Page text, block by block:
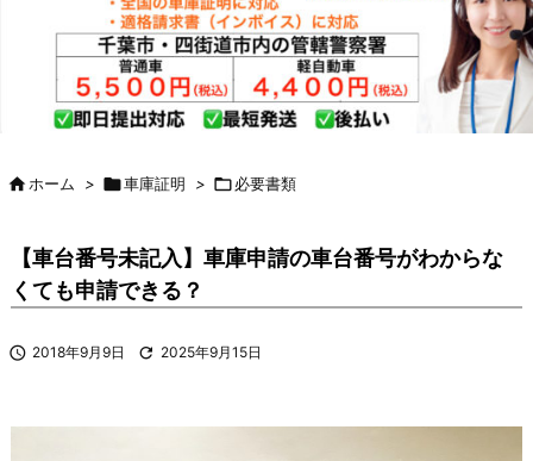

前へ

次へ

ホーム > 車庫証明 > 必要書類
【車台番号未記入】車庫申請の車台番号がわからな
くても申請できる？
 2018年9月9日  2025年9月15日